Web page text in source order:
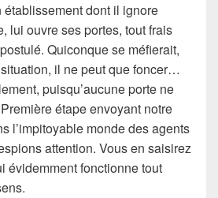
dont il ignore
lui ouvre ses portes, tout frais
Quiconque se méfierait,
il ne peut que foncer…
puisqu’aucune porte ne
étape envoyant notre
l’impitoyable monde des agents
attention. Vous en saisirez
évidemment fonctionne tout